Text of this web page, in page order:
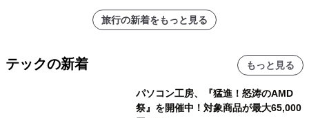
旅行の新着をもっと見る
テックの新着 もっと見る
パソコン工房、『猛進！怒涛のAMD
祭』を開催中！対象商品が最大65,000